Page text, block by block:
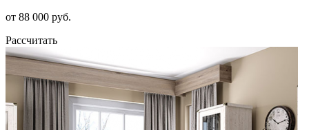
от 88 000 руб.
Рассчитать